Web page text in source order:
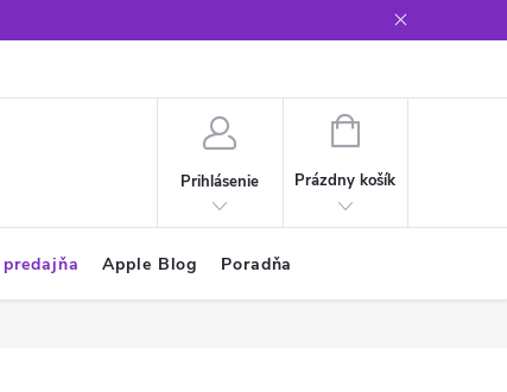
Prihlásenie
NÁKUPNÝ
Prázdny košík
Apple Blog Poradňa